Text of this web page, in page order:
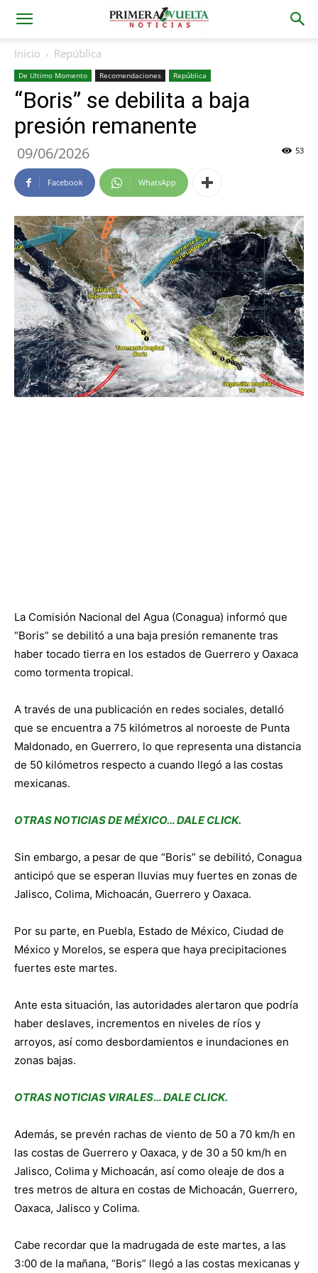
Inicio República
De Ultimo Momento Recomendaciones República
“Boris” se debilita a baja
presión remanente
09/06/2026 53
Facebook WhatsApp
La Comisión Nacional del Agua (Conagua) informó que
“Boris” se debilitó a una baja presión remanente tras
haber tocado tierra en los estados de Guerrero y Oaxaca
como tormenta tropical.
A través de una publicación en redes sociales, detalló
que se encuentra a 75 kilómetros al noroeste de Punta
Maldonado, en Guerrero, lo que representa una distancia
de 50 kilómetros respecto a cuando llegó a las costas
mexicanas.
OTRAS NOTICIAS DE MÉXICO… DALE CLICK.
Sin embargo, a pesar de que “Boris” se debilitó, Conagua
anticipó que se esperan lluvias muy fuertes en zonas de
Jalisco, Colima, Michoacán, Guerrero y Oaxaca.
Por su parte, en Puebla, Estado de México, Ciudad de
México y Morelos, se espera que haya precipitaciones
fuertes este martes.
Ante esta situación, las autoridades alertaron que podría
haber deslaves, incrementos en niveles de ríos y
arroyos, así como desbordamientos e inundaciones en
zonas bajas.
OTRAS NOTICIAS VIRALES… DALE CLICK.
Además, se prevén rachas de viento de 50 a 70 km/h en
las costas de Guerrero y Oaxaca, y de 30 a 50 km/h en
Jalisco, Colima y Michoacán, así como oleaje de dos a
tres metros de altura en costas de Michoacán, Guerrero,
Oaxaca, Jalisco y Colima.
Cabe recordar que la madrugada de este martes, a las
3:00 de la mañana, “Boris” llegó a las costas mexicanas y